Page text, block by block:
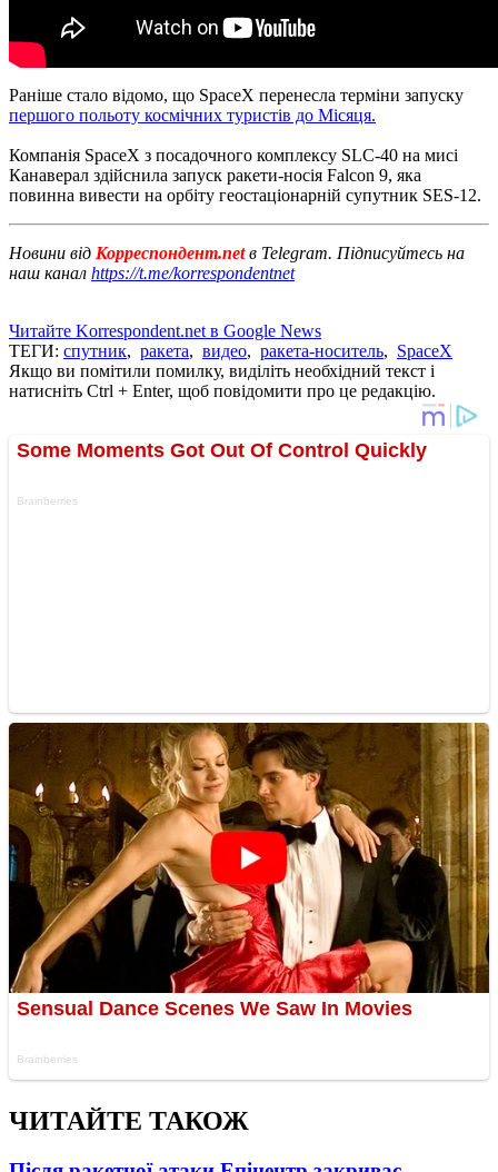
Раніше стало відомо, що SpaceX перенесла терміни запуску
першого польоту космічних туристів до Місяця.
Компанія SpaceX з посадочного комплексу SLC-40 на мисі
Канаверал здійснила запуск ракети-носія Falcon 9, яка
повинна вивести на орбіту геостаціонарній супутник SES-12.
Новини від Корреспондент.netв Telegram. Підписуйтесь на
наш канал https://t.me/korrespondentnet
Читайте Korrespondent.net в Google News
ТЕГИ: спутник, ракета, видео, ракета-носитель, SpaceX
Якщо ви помітили помилку, виділіть необхідний текст і
натисніть Ctrl + Enter, щоб повідомити про це редакцію.
ЧИТАЙТЕ ТАКОЖ